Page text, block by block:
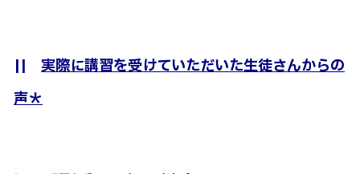
|| 実際に講習を受けていただいた生徒さんからの
声＊